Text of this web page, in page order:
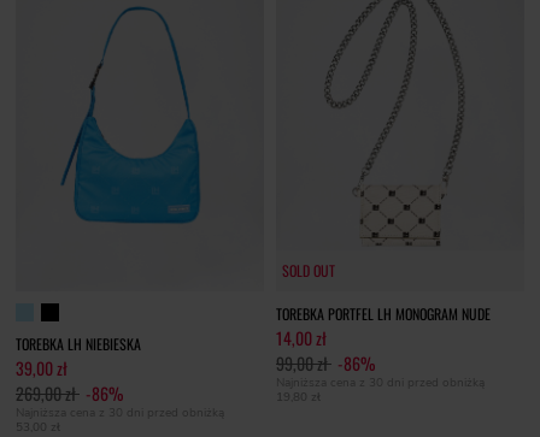
TOREBKA LH NIEBIESKA
39,00 zł
269,00 zł -86%
Najniższa cena z 30 dni przed obniżką
53,00 zł
SOLD OUT
SOLD OUT
TOREBKA PORTFEL LH MONOGRAM NUDE
14,00 zł
99,00 zł -86%
Najniższa cena z 30 dni przed obniżką
19,80 zł